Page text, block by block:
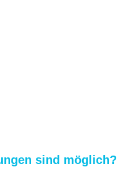
sind möglich?